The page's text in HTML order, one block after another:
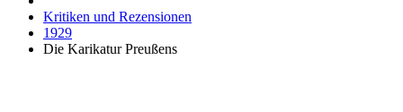
Kritiken und Rezensionen
1929
Die Karikatur Preußens